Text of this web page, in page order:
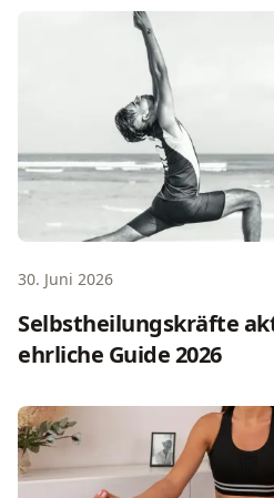
Selbstheilungskräfte
30. Juni 2026
Selbstheilungskräfte
ehrliche Guide 2026
Wellness-Urlaub alleine: Der